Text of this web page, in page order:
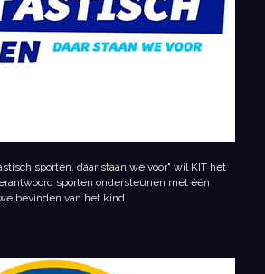
sporten, daar staan we voor" wil KIT het
sporten ondersteunen met één
van het kind.